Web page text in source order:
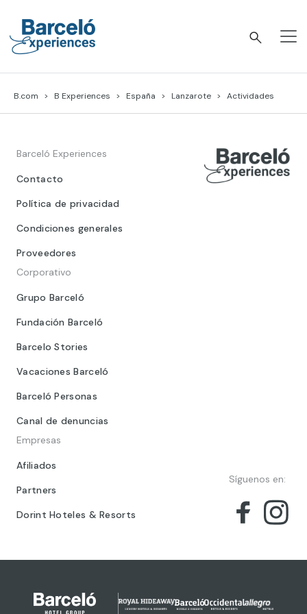
content
B.com B Experiences España Lanzarote Actividades
Barceló Experiences
Contacto
Política de privacidad
Condiciones generales
Proveedores
Corporativo
Grupo Barceló
Fundación Barceló
Barcelo Stories
Vacaciones Barceló
Barceló Personas
Canal de denuncias
Empresas
Afiliados
Partners
Dorint Hoteles & Resorts
Síguenos en: